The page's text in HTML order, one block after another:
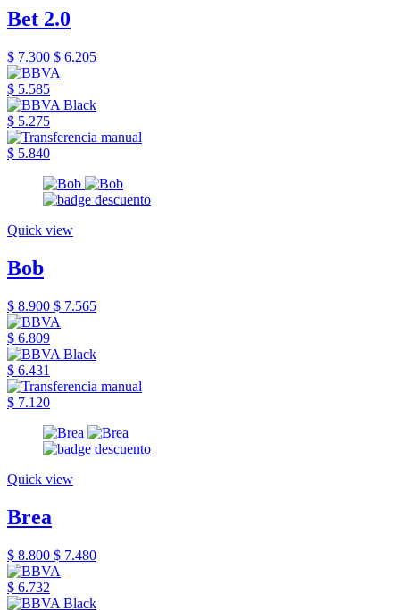
Bet 2.0
$ 7.300 $ 6.205
$ 5.585
$ 5.275
$ 5.840
Quick view
Bob
$ 8.900 $ 7.565
$ 6.809
$ 6.431
$ 7.120
Quick view
Brea
$ 8.800 $ 7.480
$ 6.732